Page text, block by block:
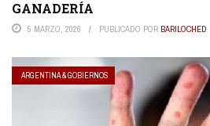
GANADERÍA
5 MARZO, 2026 PUBLICADO POR BARILOCHED
ARGENTINA & GOBIERNOS